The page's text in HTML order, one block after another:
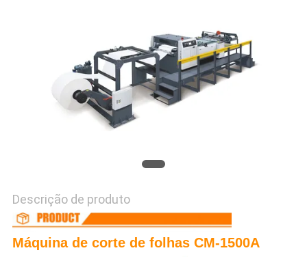
PRIVACY
Descrição de produto
Máquina de corte de folhas CM-1500A